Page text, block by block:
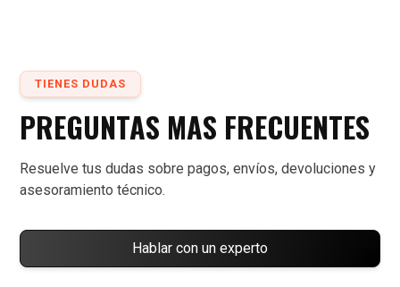
TIENES DUDAS
PREGUNTAS MAS FRECUENTES
Resuelve tus dudas sobre pagos, envíos, devoluciones y
asesoramiento técnico.
Hablar con un experto